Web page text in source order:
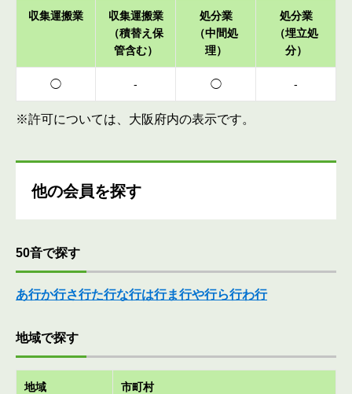
収集運搬業
収集運搬業
（積替え保
管含む）
処分業
（中間処
理）
処分業
（埋立処
分）
◯ - ◯ -
※許可については、大阪府内の表示です。
他の会員を探す
50音で探す
あ行か行さ行た行な行は行ま行や行ら行わ行
地域で探す
地域 市町村